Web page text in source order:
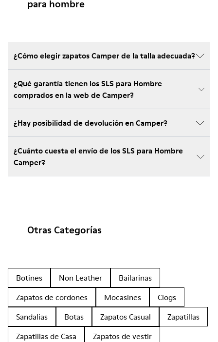
para hombre
¿Cómo elegir zapatos Camper de la talla adecuada?
¿Qué garantía tienen los SLS para Hombre
comprados en la web de Camper?
¿Hay posibilidad de devolución en Camper?
¿Cuánto cuesta el envío de los SLS para Hombre
Camper?
Otras Categorías
Botines Non Leather
Bailarinas
Zapatos de cordones
Mocasines
Clogs
Sandalias
Botas Zapatos Casual
Zapatillas
Zapatillas de Casa
Zapatos de vestir